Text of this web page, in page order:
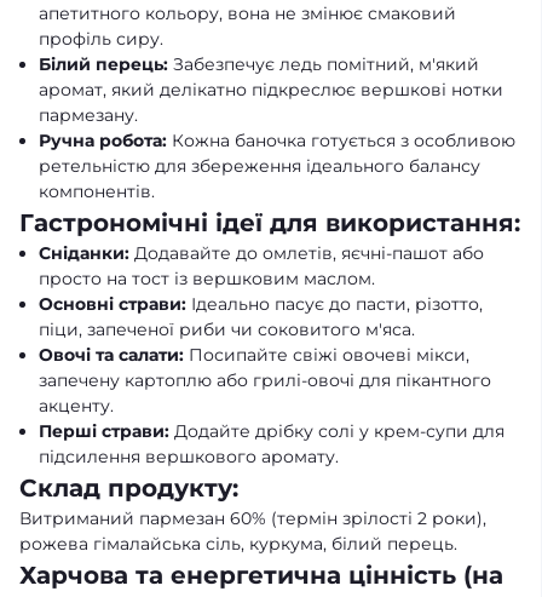
апетитного кольору, вона не змінює смаковий
профіль сиру.
Білий перець: Забезпечує ледь помітний, м'який
аромат, який делікатно підкреслює вершкові нотки
пармезану.
Ручна робота: Кожна баночка готується з особливою
ретельністю для збереження ідеального балансу
компонентів.
Гастрономічні ідеї для використання:
Сніданки: Додавайте до омлетів, яєчні-пашот або
просто на тост із вершковим маслом.
Основні страви: Ідеально пасує до пасти, різотто,
піци, запеченої риби чи соковитого м'яса.
Овочі та салати: Посипайте свіжі овочеві мікси,
запечену картоплю або грилі-овочі для пікантного
акценту.
Перші страви: Додайте дрібку солі у крем-супи для
підсилення вершкового аромату.
Склад продукту:
Витриманий пармезан 60% (термін зрілості 2 роки),
рожева гімалайська сіль, куркума, білий перець.
Харчова та енергетична цінність (на